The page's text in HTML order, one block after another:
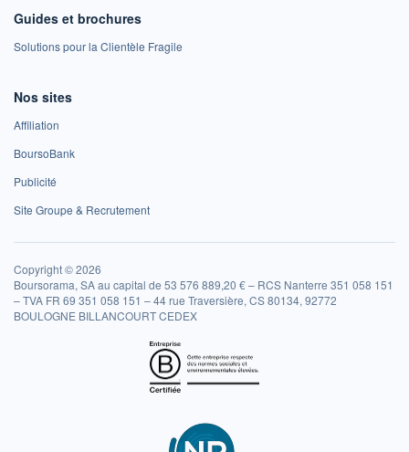
Guides et brochures
Solutions pour la Clientèle Fragile
Nos sites
Affiliation
BoursoBank
Publicité
Site Groupe & Recrutement
Copyright © 2026
Boursorama, SA au capital de 53 576 889,20 € – RCS Nanterre 351 058 151
– TVA FR 69 351 058 151 – 44 rue Traversière, CS 80134, 92772
BOULOGNE BILLANCOURT CEDEX